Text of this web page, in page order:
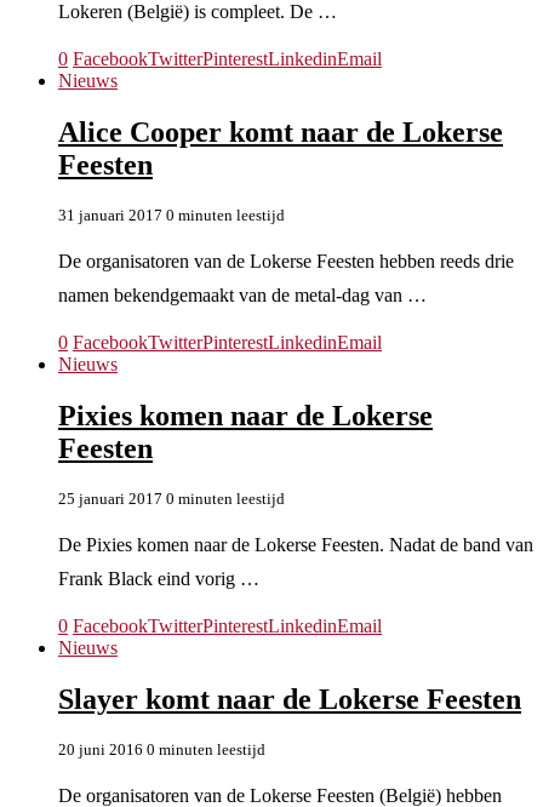
Lokeren (België) is compleet. De …
0 FacebookTwitterPinterestLinkedinEmail
Nieuws
Alice Cooper komt naar de Lokerse
Feesten
31 januari 2017 0 minuten leestijd
De organisatoren van de Lokerse Feesten hebben reeds drie
namen bekendgemaakt van de metal-dag van …
0 FacebookTwitterPinterestLinkedinEmail
Nieuws
Pixies komen naar de Lokerse
Feesten
25 januari 2017 0 minuten leestijd
De Pixies komen naar de Lokerse Feesten. Nadat de band van
Frank Black eind vorig …
0 FacebookTwitterPinterestLinkedinEmail
Nieuws
Slayer komt naar de Lokerse Feesten
20 juni 2016 0 minuten leestijd
De organisatoren van de Lokerse Feesten (België) hebben